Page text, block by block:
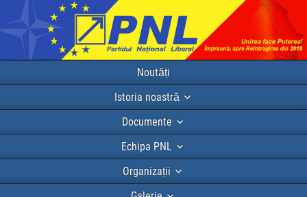
Noutăți
Istoria noastră
Documente
Echipa PNL
Organizații